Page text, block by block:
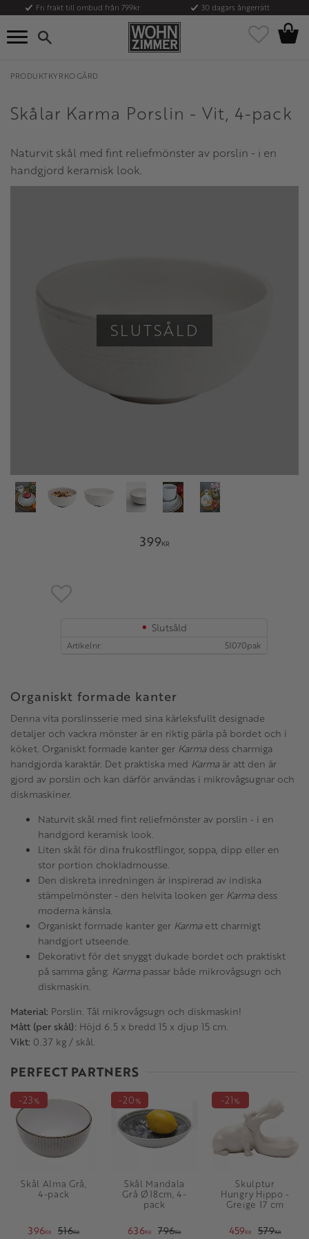
Meny
Fri frakt till ombud från 799kr 30 dagars ångerrätt
Favoriter
PRODUKTKYRKOGÅRD
Skålar Karma Porslin - Vit, 4-pack
Naturvit skål med fint reliefmönster av porslin - i en
handgjord keramisk look.
SLUTSÅLD
399KR
Lägg till i favoriter
Slutsåld
Artikelnr 51070pak
Organiskt formade kanter
Denna vita porslinsserie med sina kärleksfullt designade
detaljer och vackra mönster är en riktig pärla på bordet och i
köket. Organiskt formade kanter ger Karmadess charmiga
handgjorda karaktär. Det praktiska med Karmaär att den är
gjord av porslin och kan därför användas i mikrovågsugnar och
diskmaskiner.
Naturvit skål med fint reliefmönster av porslin - i en
handgjord keramisk look.
Liten skål för dina frukostflingor, soppa, dipp eller en
stor portion chokladmousse.
Den diskreta inredningen är inspirerad av indiska
stämpelmönster - den helvita looken ger Karmadess
moderna känsla.
Organiskt formade kanter ger Karmaett charmigt
handgjort utseende.
Dekorativt för det snyggt dukade bordet och praktiskt
på samma gång: Karmapassar både mikrovågsugn och
diskmaskin.
Material: Porslin. Tål mikrovågsugn och diskmaskin!
Mått (per skål): Höjd 6.5 x bredd 15 x djup 15 cm.
Vikt: 0.37 kg / skål.
PERFECT PARTNERS
Skål Alma Grå,
4-pack
396KR 516KR
23%
Skål Mandala
Grå Ø18cm, 4-
pack
636KR 796KR
20%
Skulptur
Hungry Hippo -
Greige 17 cm
459KR 579KR
21%